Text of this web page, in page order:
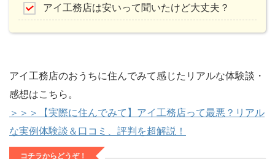
アイ工務店は安いって聞いたけど大丈夫？
アイ工務店のおうちに住んでみて感じたリアルな体験談・
感想はこちら。
＞＞＞【実際に住んでみて】アイ工務店って最悪？リアル
な実例体験談＆口コミ、評判を超解説！
コチラからどうぞ！